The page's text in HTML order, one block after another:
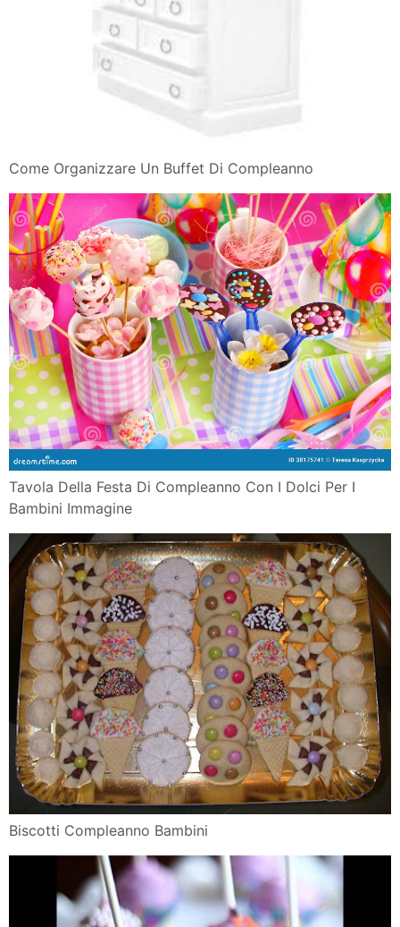
Come Organizzare Un Buffet Di Compleanno
Tavola Della Festa Di Compleanno Con I Dolci Per I
Bambini Immagine
Biscotti Compleanno Bambini